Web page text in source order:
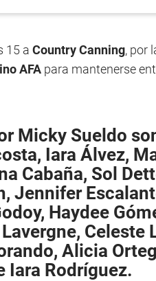
15 a Country Canning, por
AFA para mantenerse
Micky Sueldo
Iara Álvez,
Cabaña, Sol
Jennifer
Haydee
Celeste
Alicia
Iara Rodríguez.